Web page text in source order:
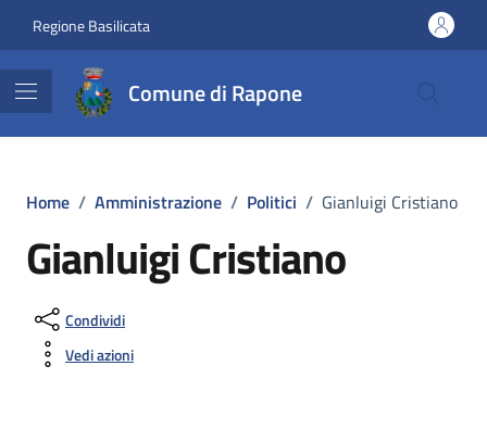
Regione Basilicata
Comune di Rapone
Home / Amministrazione / Politici / Gianluigi Cristiano
Gianluigi Cristiano
Condividi
Vedi azioni